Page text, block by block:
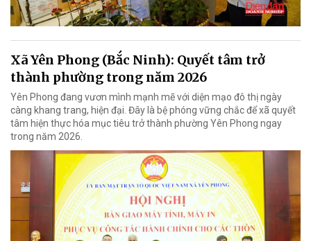
Xã Yên Phong (Bắc Ninh): Quyết tâm trở
thành phường trong năm 2026
Yên Phong đang vươn mình mạnh mẽ với diện mạo đô thị ngày
càng khang trang, hiện đại. Đây là bệ phóng vững chắc để xã quyết
tâm hiện thực hóa mục tiêu trở thành phường Yên Phong ngay
trong năm 2026.